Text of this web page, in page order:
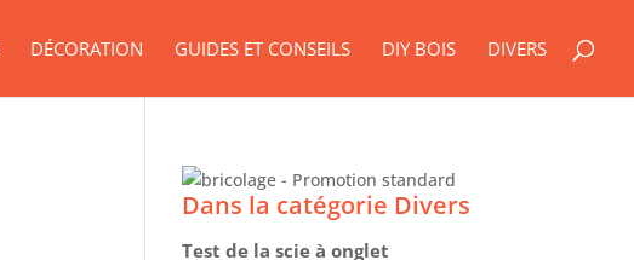
DÉCORATION GUIDES ET CONSEILS DIY BOIS DIVERS
Dans la catégorie Divers
Test de la scie à onglet